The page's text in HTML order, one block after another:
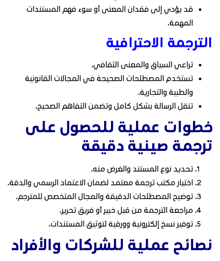
قد يؤدي إلى فقدان المعنى أو سوء فهم المستندات
المهمة.
الترجمة الاحترافية
تراعي السياق والمعنى الثقافي.
تستخدم المصطلحات الصحيحة في المجالات القانونية
والطبية والتجارية.
تنقل الرسالة بشكل كامل وتضمن التفاهم الصحيح.
خطوات عملية للحصول على
ترجمة صينية دقيقة
تحديد نوع المستند والغرض منه.
اختيار مكتب ترجمة معتمد لضمان الاعتماد الرسمي والدقة.
توضيح المصطلحات الدقيقة والمجال المتخصص للمترجم.
مراجعة الترجمة من قبل خبير أو فريق تحرير.
توفير نسخ إلكترونية وورقية لتوثيق المستندات.
نصائح عملية للشركات والأفراد